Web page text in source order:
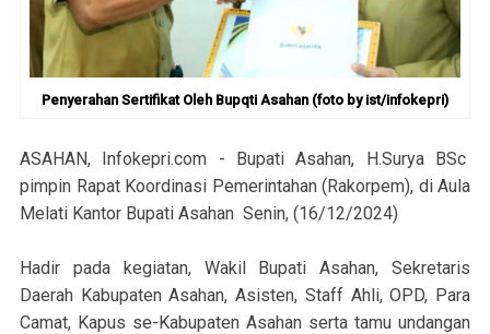
Penyerahan Sertifikat Oleh Bupqti Asahan (foto by ist/infokepri)
ASAHAN, Infokepri.com - Bupati Asahan, H.Surya BSc
pimpin Rapat Koordinasi Pemerintahan (Rakorpem), di Aula
Melati Kantor Bupati Asahan Senin, (16/12/2024)
Hadir pada kegiatan, Wakil Bupati Asahan, Sekretaris
Daerah Kabupaten Asahan, Asisten, Staff Ahli, OPD, Para
Camat, Kapus se-Kabupaten Asahan serta tamu undangan